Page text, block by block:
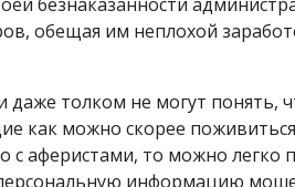
обещая им неплохой
даже толком не могут понять,
как можно скорее
с аферистами, то можно легко
информацию